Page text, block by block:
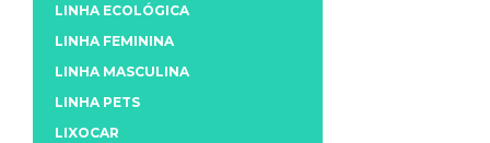
LINHA ECOLÓGICA
LINHA FEMININA
LINHA MASCULINA
LINHA PETS
LIXOCAR